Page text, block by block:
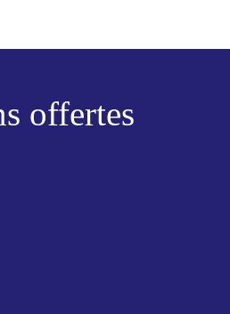
offertes